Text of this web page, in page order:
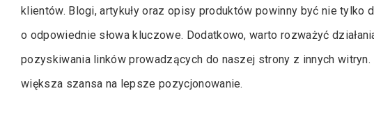
klientów. Blogi, artykuły oraz opisy produktów powinny być nie tylko
o odpowiednie słowa kluczowe. Dodatkowo, warto rozważyć
pozyskiwania linków prowadzących do naszej strony z innych
większa szansa na lepsze pozycjonowanie.